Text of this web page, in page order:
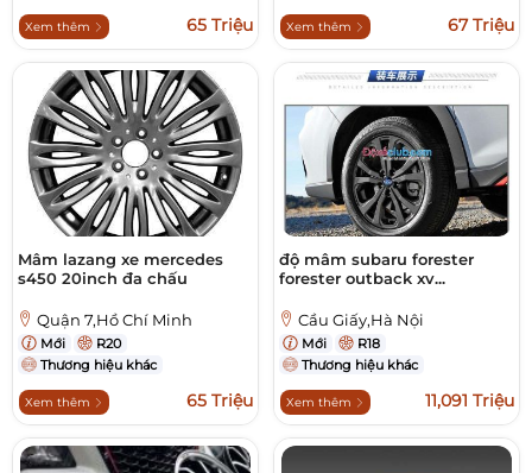
Xem thêm 65 Triệu Xem thêm 67 Triệu
Mâm lazang xe mercedes
s450 20inch đa chấu
Quận 7,Hồ Chí Minh
Mới
R20
Thương hiệu khác
Xem thêm 65 Triệu
độ mâm subaru forester
forester outback xv...
Cầu Giấy,Hà Nội
Mới
R18
Thương hiệu khác
Xem thêm 11,091 Triệu